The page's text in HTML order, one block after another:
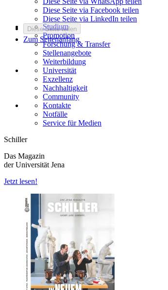
Diese Seite via Facebook teilen
Diese Seite via LinkedIn teilen
Diese Seite teilen
Zum Seitenanfang
Studium
Promotion
Forschung & Transfer
Stellenangebote
Weiterbildung
Universität
Exzellenz
Nachhaltigkeit
Community
Kontakte
Notfälle
Service für Medien
Schiller
Das Magazin
der Universität Jena
Jetzt lesen!